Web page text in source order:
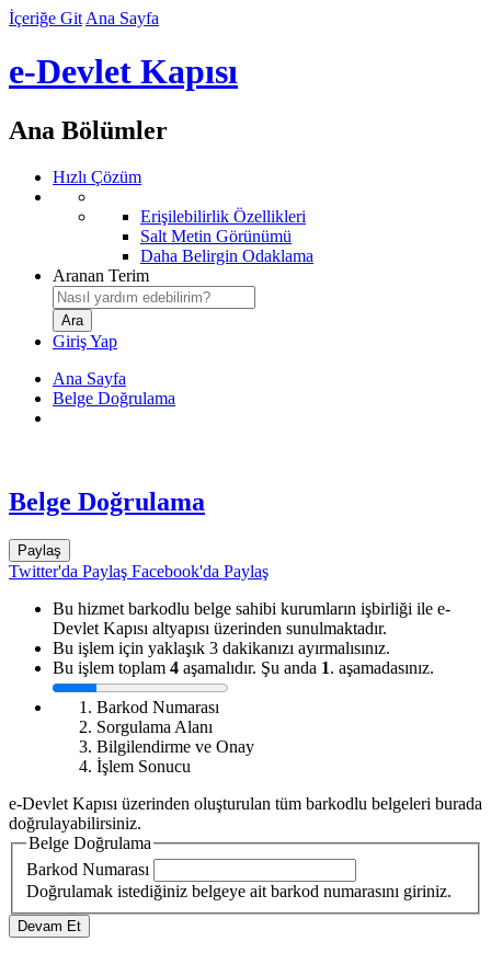
İçeriğe Git Ana Sayfa
e-Devlet Kapısı
Ana Bölümler
Hızlı Çözüm
Erişilebilirlik Özellikleri
Salt Metin Görünümü
Daha Belirgin Odaklama
Aranan Terim
Giriş Yap
Ana Sayfa
Belge Doğrulama
Belge Doğrulama
Paylaş
Twitter'da Paylaş Facebook'da Paylaş
Bu hizmet barkodlu belge sahibi kurumların işbirliği ile e-
Devlet Kapısı altyapısı üzerinden sunulmaktadır.
Bu işlem için yaklaşık 3 dakikanızı ayırmalısınız.
Bu işlem toplam 4 aşamalıdır. Şu anda 1. aşamadasınız.
Barkod Numarası
Sorgulama Alanı
Bilgilendirme ve Onay
İşlem Sonucu
e-Devlet Kapısı üzerinden oluşturulan tüm barkodlu belgeleri burada
doğrulayabilirsiniz.
Belge Doğrulama
Barkod Numarası
Doğrulamak istediğiniz belgeye ait barkod numarasını giriniz.